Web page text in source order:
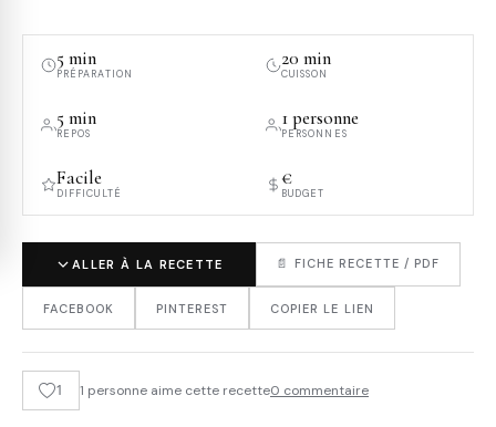
5 min
PRÉPARATION
20 min
CUISSON
5 min
REPOS
1 personne
PERSONNES
Facile
DIFFICULTÉ
€
BUDGET
ALLER À LA RECETTE 📄 FICHE RECETTE / PDF
FACEBOOK PINTEREST COPIER LE LIEN
1 1 personne aime cette recette0 commentaire